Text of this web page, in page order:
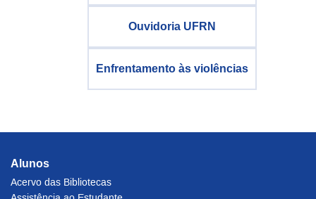
Ouvidoria UFRN
Enfrentamento às violências
Alunos
Acervo das Bibliotecas